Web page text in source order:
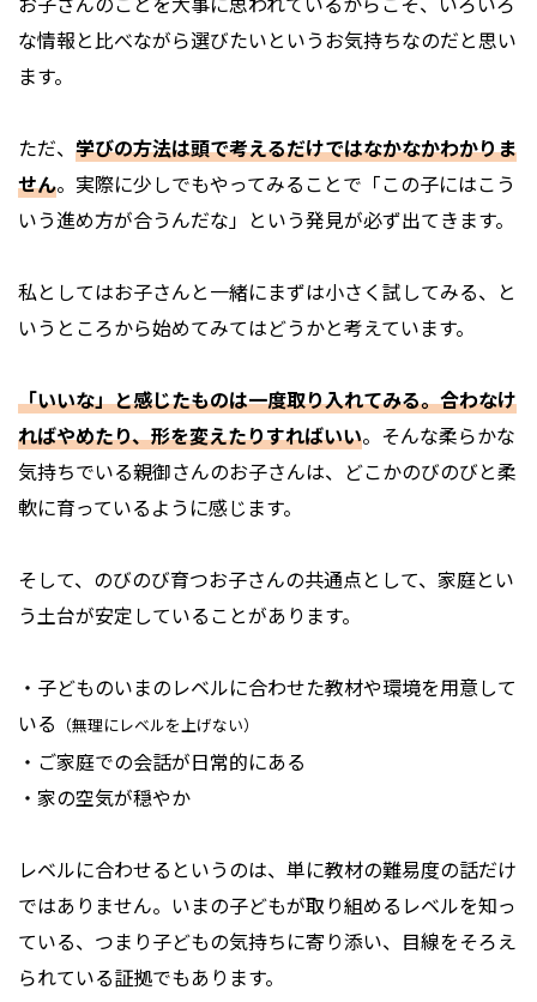
な情報と比べながら選びたいというお気持ちなのだと思い
ます。
ただ、 学びの方法は頭で考えるだけではなかなかわかりま
せん。実際に少しでもやってみることで「この子にはこう
いう進め方が合うんだな」という発見が必ず出てきます。
私としてはお子さんと一緒にまずは小さく試してみる、と
いうところから始めてみてはどうかと考えています。
「いいな」と感じたものは一度取り入れてみる。合わなけ
ればやめたり、形を変えたりすればいい。そんな柔らかな
気持ちでいる親御さんのお子さんは、どこかのびのびと柔
軟に育っているように感じます。
そして、のびのび育つお子さんの共通点として、家庭とい
う土台が安定していることがあります。
・子どものいまのレベルに合わせた教材や環境を用意して
いる （無理にレベルを上げない）
・ご家庭での会話が日常的にある
・家の空気が穏やか
レベルに合わせるというのは、単に教材の難易度の話だけ
ではありません。いまの子どもが取り組めるレベルを知っ
ている、つまり子どもの気持ちに寄り添い、目線をそろえ
られている証拠でもあります。